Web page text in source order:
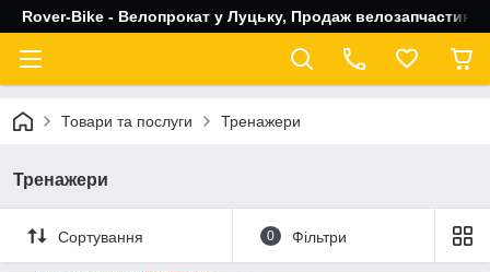
Rover-Bike - Велопрокат у Луцьку, Продаж велозапчастин,
Товари та послуги Тренажери
Тренажери
Сортування 0 Фільтри